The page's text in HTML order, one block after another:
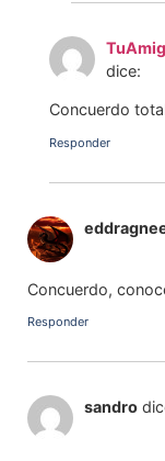
dice:
Concuerdo
Responder
Concuerdo,
Responder
sandro